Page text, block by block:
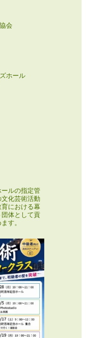
会
ホール
ルの指定管
化芸術活動
における幕
体として貢
す。